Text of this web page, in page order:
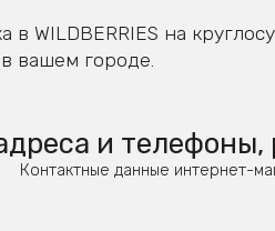
в WILDBERRIES на
в вашем городе.
и
Контактные данные интернет-